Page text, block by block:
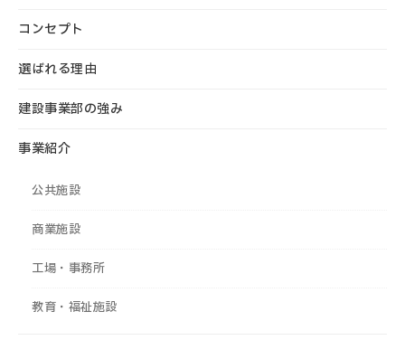
コンセプト
選ばれる理由
建設事業部の強み
事業紹介
公共施設
商業施設
工場・事務所
教育・福祉施設